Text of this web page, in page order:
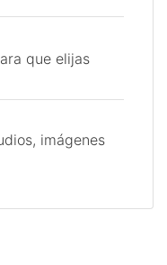
que elijas
imágenes